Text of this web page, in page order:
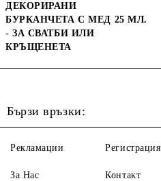
ДЕКОРИРАНИ
БУРКАНЧЕТА С МЕД 25 МЛ.
- ЗА СВАТБИ ИЛИ
КРЪЩЕНЕТА
Бързи връзки:
Рекламации
За Нас
Регистрация
Контакт